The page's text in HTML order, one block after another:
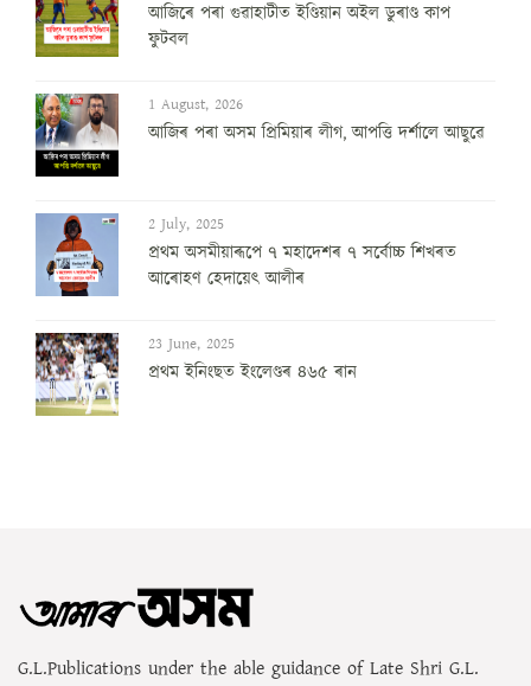
আজিৰে পৰা গুৱাহাটীত ইণ্ডিয়ান অইল ডুৰাণ্ড কাপ
ফুটবল
1 August, 2026
আজিৰ পৰা অসম প্ৰিমিয়াৰ লীগ, আপত্তি দৰ্শালে আছুৱে
2 July, 2025
প্ৰথম অসমীয়াৰূপে ৭ মহাদেশৰ ৭ সৰ্বোচ্চ শিখৰত
আৰোহণ হেদায়েৎ আলীৰ
23 June, 2025
প্ৰথম ইনিংছত ইংলেণ্ডৰ ৪৬৫ ৰান
G.L.Publications under the able guidance of Late Shri G.L.